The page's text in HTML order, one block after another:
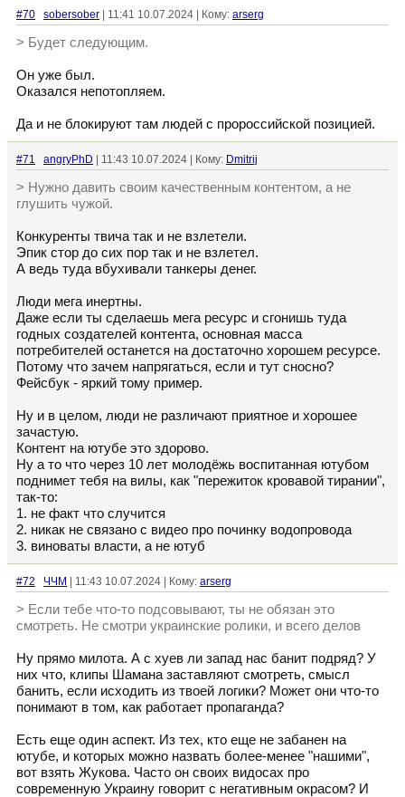
#70 sobersober | 11:41 10.07.2024 | Кому: arserg
> Будет следующим.
Он уже был.
Оказался непотопляем.
Да и не блокируют там людей с пророссийской позицией.
#71 angryPhD | 11:43 10.07.2024 | Кому: Dmitrij
> Нужно давить своим качественным контентом, а не
глушить чужой.
Конкуренты твича так и не взлетели.
Эпик стор до сих пор так и не взлетел.
А ведь туда вбухивали танкеры денег.
Люди мега инертны.
Даже если ты сделаешь мега ресурс и сгонишь туда
годных создателей контента, основная масса
потребителей останется на достаточно хорошем ресурсе.
Потому что зачем напрягаться, если и тут сносно?
Фейсбук - яркий тому пример.
Ну и в целом, люди не различают приятное и хорошее
зачастую.
Контент на ютубе это здорово.
Ну а то что через 10 лет молодёжь воспитанная ютубом
поднимет тебя на вилы, как "пережиток кровавой тирании",
так-то:
1. не факт что случится
2. никак не связано с видео про починку водопровода
3. виноваты власти, а не ютуб
#72 ЧЧМ | 11:43 10.07.2024 | Кому: arserg
> Если тебе что-то подсовывают, ты не обязан это
смотреть. Не смотри украинские ролики, и всего делов
Ну прямо милота. А с хуев ли запад нас банит подряд? У
них что, клипы Шамана заставляют смотреть, смысл
банить, если исходить из твоей логики? Может они что-то
понимают в том, как работает пропаганда?
Есть еще один аспект. Из тех, кто еще не забанен на
ютубе, и которых можно назвать более-менее "нашими",
вот взять Жукова. Часто он своих видосах про
современную Украину говорит с негативным окрасом? И